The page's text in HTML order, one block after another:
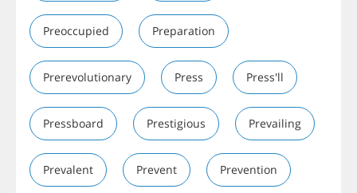
Preoccupied Preparation
Prerevolutionary Press Press'll
Pressboard Prestigious Prevailing
Prevalent Prevent Prevention